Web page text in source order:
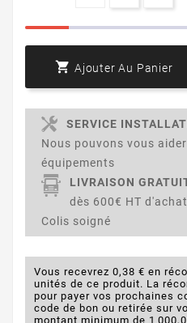
 Ajouter Au Panier
SERVICE
Nous pouvons vous
équipements
LIVRAISON
dès 600€ HT
Colis soigné
Vous recevrez 0,38 € en
unités de ce produit. La
pour payer vos prochaines
code de bon ou retirée sur
montant minimum de 1